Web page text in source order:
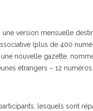
version mensuelle
(plus de 400
nouvelle gazette,
étrangers – 12
lesquels sont